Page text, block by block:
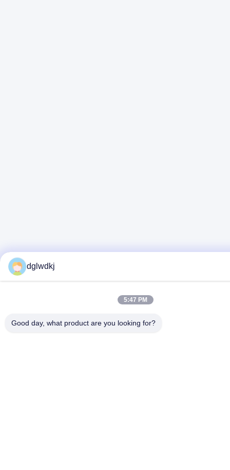
dglwdkj
5:47 PM
Good day, what product are you looking for?